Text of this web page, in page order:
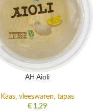
AH Aioli
Kaas, vleeswaren, tapas
€1,29